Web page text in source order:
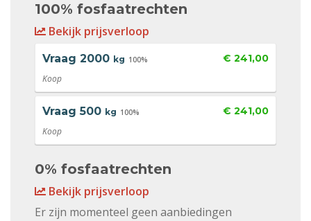
100% fosfaatrechten
Bekijk prijsverloop
Vraag 2000 kg 100% € 241,00
Koop
Vraag 500 kg 100% € 241,00
Koop
0% fosfaatrechten
Bekijk prijsverloop
Er zijn momenteel geen aanbiedingen